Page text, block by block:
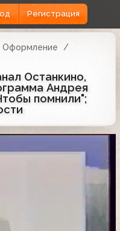
Регистрация
Оформление
Останкино,
Андрея
помнили";